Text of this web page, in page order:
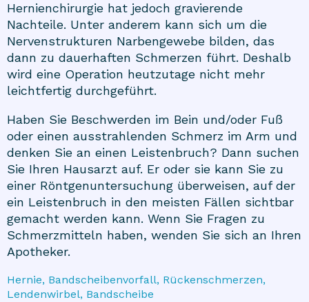
Hernienchirurgie hat jedoch gravierende
Nachteile. Unter anderem kann sich um die
Nervenstrukturen Narbengewebe bilden, das
dann zu dauerhaften Schmerzen führt. Deshalb
wird eine Operation heutzutage nicht mehr
leichtfertig durchgeführt.
Haben Sie Beschwerden im Bein und/oder Fuß
oder einen ausstrahlenden Schmerz im Arm und
denken Sie an einen Leistenbruch? Dann suchen
Sie Ihren Hausarzt auf. Er oder sie kann Sie zu
einer Röntgenuntersuchung überweisen, auf der
ein Leistenbruch in den meisten Fällen sichtbar
gemacht werden kann. Wenn Sie Fragen zu
Schmerzmitteln haben, wenden Sie sich an Ihren
Apotheker.
Hernie, Bandscheibenvorfall, Rückenschmerzen,
Lendenwirbel, Bandscheibe